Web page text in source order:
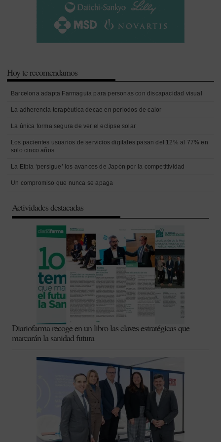
Hoy te recomendamos
Barcelona adapta Farmaguia para personas con discapacidad visual
La adherencia terapéutica decae en periodos de calor
La única forma segura de ver el eclipse solar
Los pacientes usuarios de servicios digitales pasan del 12% al 77% en
solo cinco años
La Efpia ‘persigue’ los avances de Japón por la competitividad
Un compromiso que nunca se apaga
Actividades destacadas
Diariofarma recoge en un libro las claves estratégicas que
marcarán la sanidad futura